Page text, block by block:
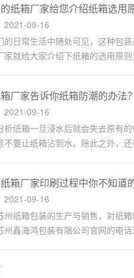
纸箱厂家给您介绍纸箱选用
2021-09-16
的日常生活中随处可见，这种包
家就给大家介绍下纸箱的选用原
厂家告诉你纸箱防潮的办法？
2021-09-16
析纸箱一旦浸水后就会失去原有
不要让纸箱沾到水，除此之外，
箱厂家印刷过程中你不知道
2021-09-16
州纸箱包装的生产与销售，对纸
州鑫海鸿包装有限公司官网的电